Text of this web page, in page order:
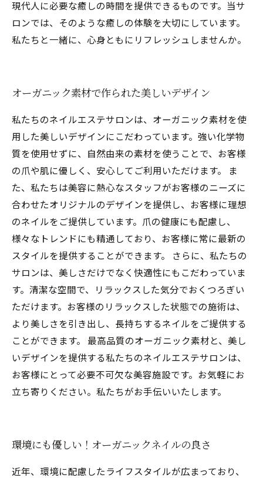
現代人に必要な癒しの時間を提供できるものです。当サ
ロンでは、そのような癒しの体験を大切にしています。
私たちと一緒に、心身ともにリフレッシュしませんか。
オーガニック素材で作られた美しいデザイン
私たちのネイルエステサロンは、オーガニック素材を使
用した美しいデザインにこだわっています。強い化学物
質を使用せずに、自然由来の素材を使うことで、お客様
の爪や肌に優しく、安心してご利用いただけます。 ま
た、私たちは美容に熱心なスタッフがお客様のニーズに
合わせたオリジナルのデザインを提供し、お客様に理想
のネイルをご提供しています。爪の健康にも配慮し、
様々なトレンドにも精通しており、お客様に常に最新の
スタイルを提供することができます。 さらに、私たちの
サロンは、美しさだけでなく快適性にもこだわっていま
す。清潔な空間で、リラックスした気分でおくつろぎい
ただけます。お客様のリラックスした状態での施術は、
より美しさを引き出し、長持ちするネイルをご提供する
ことができます。 最高品質のオーガニック素材と、美し
いデザインを提供する私たちのネイルエステサロンは、
お客様にとって必要不可欠な美容施設です。お気軽にお
立ち寄りください。私たちがお手伝いいたします。
環境にも優しい！オーガニックネイルの良さ
近年、環境に配慮したライフスタイルが広まっており、